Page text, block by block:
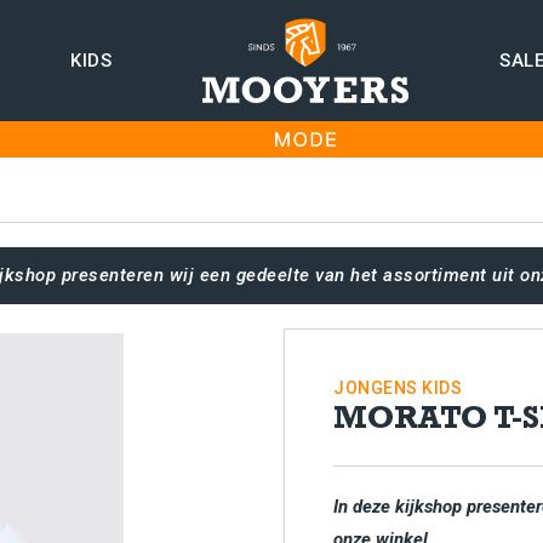
KIDS SALE
presenteren wij een gedeelte van het assortiment uit
JONGENS KIDS
MORATO T-
In deze kijkshop